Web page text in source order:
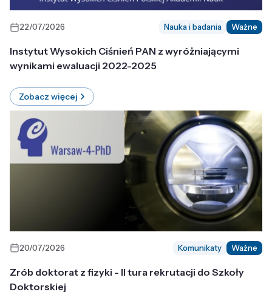
22/07/2026 Nauka i badania Ważne
Instytut Wysokich Ciśnień PAN z wyróżniającymi
wynikami ewaluacji 2022-2025
Zobacz więcej
20/07/2026 Komunikaty Ważne
Zrób doktorat z fizyki - II tura rekrutacji do Szkoły
Doktorskiej